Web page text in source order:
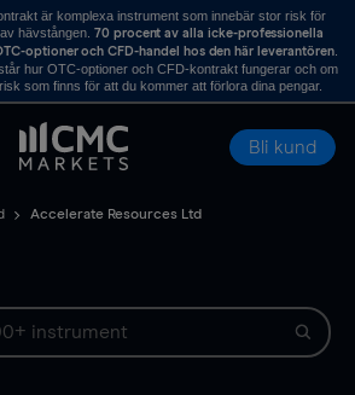
är komplexa instrument som innebär stor risk för
hävstången. 70 procent av alla icke-professionella
optioner och CFD-handel hos den här leverantören.
hur OTC-optioner och CFD-kontrakt fungerar och om
som finns för att du kommer att förlora dina pengar.
Bli kund
Accelerate Resources Ltd